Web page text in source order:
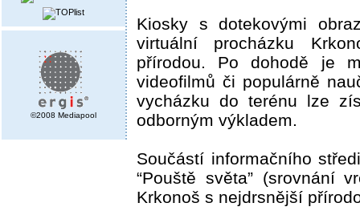
©2008 Mediapool
Kiosky s dotekovými
virtuální procházku
přírodou. Po dohodě je
videofilmů či populárně
vycházku do terénu lze
odborným výkladem.
Součástí informačního
“Pouště světa” (srovnání
Krkonoš s nejdrsnější